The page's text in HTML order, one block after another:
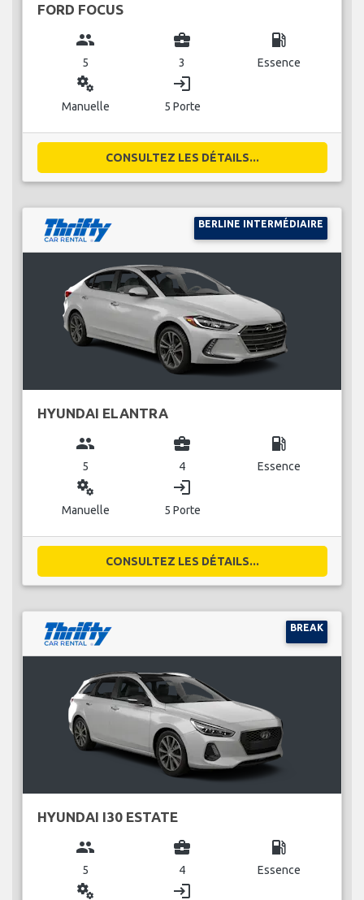
FORD FOCUS
group
5
business_center
3
local_gas_station
Essence
miscellaneous_services
Manuelle
login
5 Porte
CONSULTEZ LES DÉTAILS...
BERLINE INTERMÉDIAIRE
HYUNDAI ELANTRA
group
5
business_center
4
local_gas_station
Essence
miscellaneous_services
Manuelle
login
5 Porte
CONSULTEZ LES DÉTAILS...
BREAK
HYUNDAI I30 ESTATE
group
5
business_center
4
local_gas_station
Essence
miscellaneous_services login